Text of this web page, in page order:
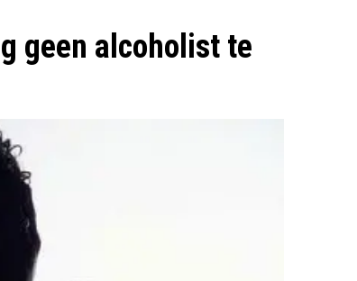
geen alcoholist te